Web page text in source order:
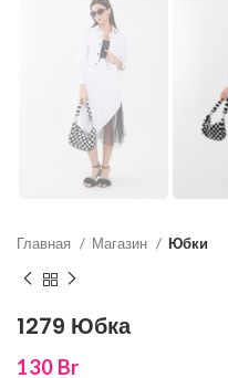
Главная Магазин Юбки
1279 Юбка
130 Br